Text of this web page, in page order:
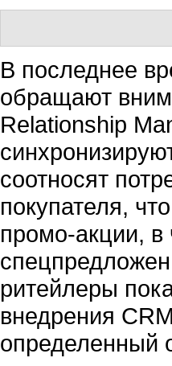
В последнее
обращают
Relationship
соотносят
покупателя,
промо-акции, в
ритейлеры
внедрения
определенный